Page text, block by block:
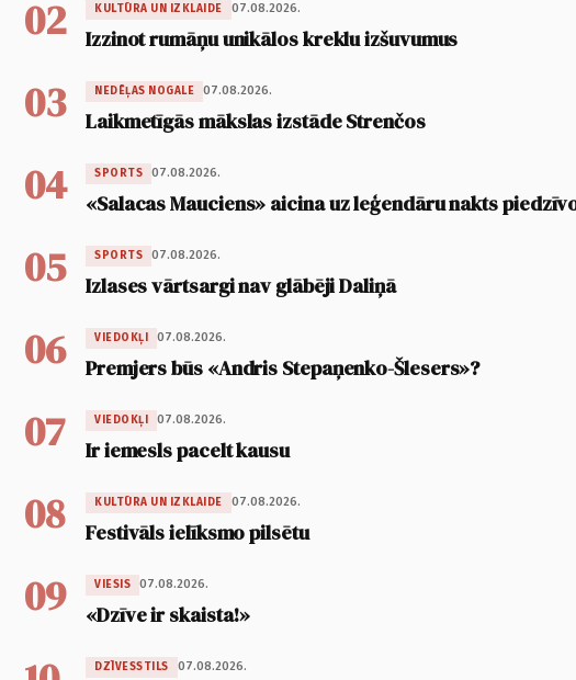
02 KULTŪRA UN IZKLAIDE 07.08.2026.
Izzinot rumāņu unikālos kreklu izšuvumus
03 NEDĒĻAS NOGALE 07.08.2026.
Laikmetīgās mākslas izstāde Strenčos
04 SPORTS 07.08.2026.
«Salacas Mauciens» aicina uz leģendāru nakts
05 SPORTS 07.08.2026.
Izlases vārtsargi nav glābēji Daliņā
06 VIEDOKĻI 07.08.2026.
Premjers būs «Andris Stepaņenko-Šlesers»?
07 VIEDOKĻI 07.08.2026.
Ir iemesls pacelt kausu
08 KULTŪRA UN IZKLAIDE 07.08.2026.
Festivāls ielīksmo pilsētu
09 VIESIS 07.08.2026.
«Dzīve ir skaista!»
DZĪVESSTILS 07.08.2026.